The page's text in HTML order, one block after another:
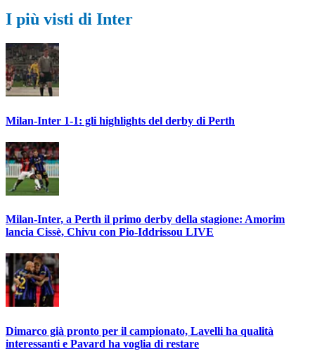
I più visti di Inter
Milan-Inter 1-1: gli highlights del derby di Perth
Milan-Inter, a Perth il primo derby della stagione: Amorim
lancia Cissè, Chivu con Pio-Iddrissou LIVE
Dimarco già pronto per il campionato, Lavelli ha qualità
interessanti e Pavard ha voglia di restare